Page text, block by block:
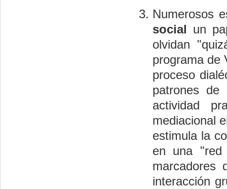
Numerosos
social un
olvidan
programa de
proceso
patrones de
actividad
mediacional
estimula la
en una "red
marcadores
interacción